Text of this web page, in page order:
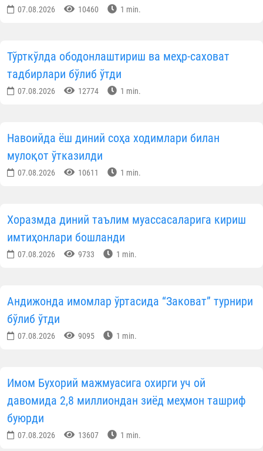
07.08.2026 10460 1 min.
Тўрткўлда ободонлаштириш ва меҳр-саховат
тадбирлари бўлиб ўтди
07.08.2026 12774 1 min.
Навоийда ёш диний соҳа ходимлари билан
мулоқот ўтказилди
07.08.2026 10611 1 min.
Хоразмда диний таълим муассасаларига кириш
имтиҳонлари бошланди
07.08.2026 9733 1 min.
Андижонда имомлар ўртасида “Заковат” турнири
бўлиб ўтди
07.08.2026 9095 1 min.
Имом Бухорий мажмуасига охирги уч ой
давомида 2,8 миллиондан зиёд меҳмон ташриф
буюрди
07.08.2026 13607 1 min.